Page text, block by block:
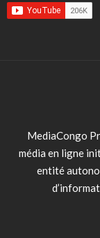
MediaCongo
média en ligne
entité